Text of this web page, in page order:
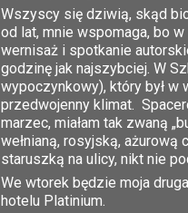
Wszyscy się dziwią, skąd
od lat, mnie wspomaga, bo
wernisaż i spotkanie
godzinę jak najszybciej. W
wypoczynkowy), który był w
przedwojenny klimat.
marzec, miałam tak zwaną
wełnianą, rosyjską, ażurową
staruszką na ulicy, nikt nie
We wtorek będzie moja
hotelu Platinium.